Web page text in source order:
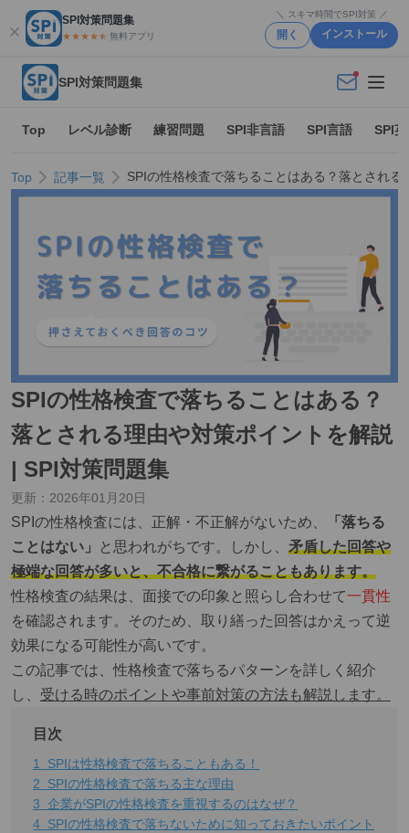
SPI対策問題集
★★★★★★ 無料アプリ
＼ スキマ時間でSPI対策 ／
開く インストール
SPI対策問題集
Top レベル診断 練習問題 SPI非言語 SPI言語 SPI
Top 記事一覧 SPIの性格検査で落ちることはある？落とされる
SPIの性格検査で落ちることはある？
落とされる理由や対策ポイントを解説
| SPI対策問題集
更新： 2026年01月20日
SPIの性格検査には、正解・不正解がないため、
「落ちる
ことはない」
と思われがちです。しかし、 矛盾した回答や
極端な回答が多いと、不合格に繋がることもあります。
性格検査の結果は、面接での印象と照らし合わせて一貫性
を確認されます。そのため、取り繕った回答はかえって逆
効果になる可能性が高いです。
この記事では、性格検査で落ちるパターンを詳しく紹介
し、 受ける時のポイントや事前対策の方法も解説します。
目次
1
SPIは性格検査で落ちることもある！
2
​​SPIの性格検査で落ちる主な理由
3 企業がSPIの性格検査を重視するのはなぜ？
4 SPIの性格検査で落ちないために知っておきたいポイント